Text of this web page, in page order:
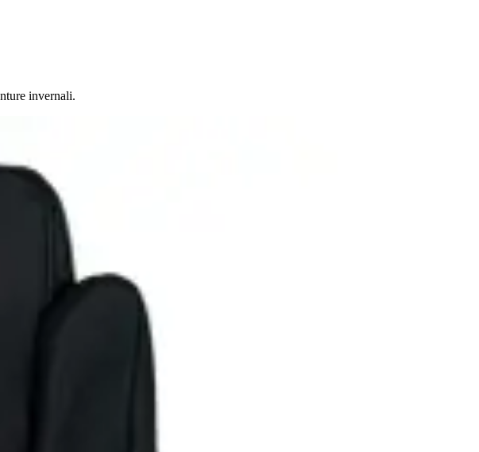
invernali.